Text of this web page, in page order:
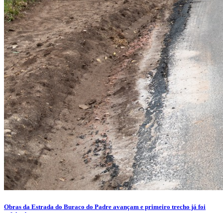
Obras da Estrada do Buraco do Padre avançam e primeiro trecho já foi